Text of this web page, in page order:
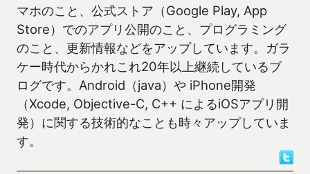
マホのこと、公式ストア（Google Play, App
Store）でのアプリ公開のこと、プログラミング
のこと、更新情報などをアップしています。ガラ
ケー時代からかれこれ20年以上継続しているブ
ログです。Android（java）や iPhone開発
（Xcode, Objective-C, C++ によるiOSアプリ開
発）に関する技術的なことも時々アップしていま
す。